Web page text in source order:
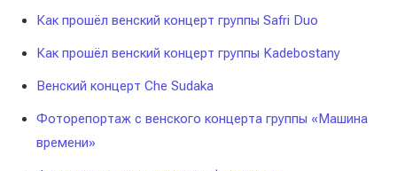
Как прошёл венский концерт группы Safri Duo
Как прошёл венский концерт группы Kadebostany
Венский концерт Che Sudaka
Фоторепортаж с венского концерта группы «Машина
времени»